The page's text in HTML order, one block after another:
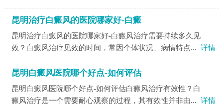
昆明治疗白癜风的医院哪家好-白癜
昆明治疗白癜风的医院哪家好-白癜风治疗需要持续多久见
效？白癜风治疗见效的时间，常因个体状况、病情特点... 详情
昆明白癜风医院哪个好点-如何评估
昆明白癜风医院哪个好点-如何评估白癜风治疗有效性？白
癜风治疗是一个需要耐心观察的过程，其有效性并非由... 详情